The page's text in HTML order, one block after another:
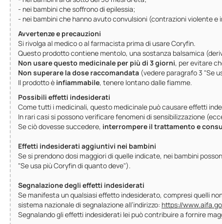
- nei bambini che soffrono di epilessia;
- nei bambini che hanno avuto convulsioni (contrazioni violente
Avvertenze e precauzioni
Si rivolga al medico o al farmacista prima di usare Coryfin.
Questo prodotto contiene mentolo, una sostanza balsamica
Non usare questo medicinale per più di 3 giorni, per evitare
Non superare la dose raccomandata (vedere paragrafo 3 "Se
Il prodotto è infiammabile, tenere lontano dalle fiamme.
Possibili effetti indesiderati
Come tutti i medicinali, questo medicinale può causare effetti
In rari casi si possono verificare fenomeni di sensibilizzazione
Se ciò dovesse succedere, interrompere il trattamento e
Effetti indesiderati aggiuntivi nei bambini
Se si prendono dosi maggiori di quelle indicate, nei bambini
"Se usa più Coryfin di quanto deve").
Segnalazione degli effetti indesiderati
Se manifesta un qualsiasi effetto indesiderato, compresi quelli
sistema nazionale di segnalazione all’indirizzo: https://
Segnalando gli effetti indesiderati lei può contribuire a fornire